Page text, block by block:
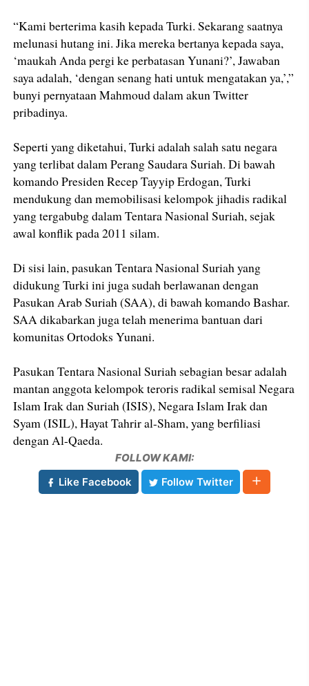
“Kami berterima kasih kepada Turki. Sekarang saatnya
melunasi hutang ini. Jika mereka bertanya kepada saya,
‘maukah Anda pergi ke perbatasan Yunani?’, Jawaban
saya adalah, ‘dengan senang hati untuk mengatakan ya,’,”
bunyi pernyataan Mahmoud dalam akun Twitter
pribadinya.
Seperti yang diketahui, Turki adalah salah satu negara
yang terlibat dalam Perang Saudara Suriah. Di bawah
komando Presiden Recep Tayyip Erdogan, Turki
mendukung dan memobilisasi kelompok jihadis radikal
yang tergabubg dalam Tentara Nasional Suriah, sejak
awal konflik pada 2011 silam.
Di sisi lain, pasukan Tentara Nasional Suriah yang
didukung Turki ini juga sudah berlawanan dengan
Pasukan Arab Suriah (SAA), di bawah komando Bashar.
SAA dikabarkan juga telah menerima bantuan dari
komunitas Ortodoks Yunani.
Pasukan Tentara Nasional Suriah sebagian besar adalah
mantan anggota kelompok teroris radikal semisal Negara
Islam Irak dan Suriah (ISIS), Negara Islam Irak dan
Syam (ISIL), Hayat Tahrir al-Sham, yang berfiliasi
dengan Al-Qaeda.
FOLLOW KAMI:
Like Facebook
Follow Twitter